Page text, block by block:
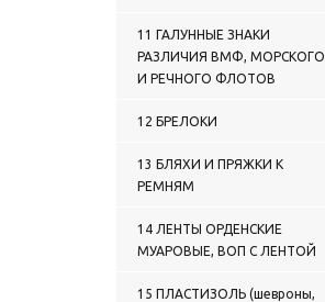
11 ГАЛУННЫЕ ЗНАКИ
РАЗЛИЧИЯ ВМФ, МОРСКОГО
И РЕЧНОГО ФЛОТОВ
12 БРЕЛОКИ
13 БЛЯХИ И ПРЯЖКИ К
РЕМНЯМ
14 ЛЕНТЫ ОРДЕНСКИЕ
МУАРОВЫЕ, ВОП С ЛЕНТОЙ
15 ПЛАСТИЗОЛЬ (шевроны,